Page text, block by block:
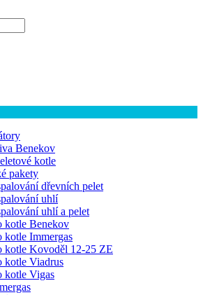
Benekov
kotle
pakety
dřevních pelet
uhlí
uhlí a pelet
kotle Benekov
Immergas
kotle Kovoděl 12-25 ZE
kotle Viadrus
kotle Vigas